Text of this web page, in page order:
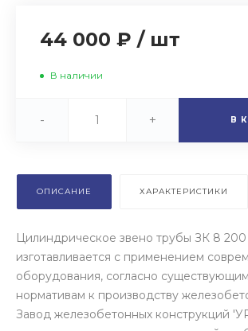
44 000 ₽ / шт
В наличии
- + В
ОПИСАНИЕ ХАРАКТЕРИСТИКИ
Цилиндрическое звено трубы ЗК 8 200
изготавливается с применением
оборудования, согласно
нормативам к производству
Завод железобетонных конструкций